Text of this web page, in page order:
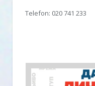
Telefon: 020 741 233